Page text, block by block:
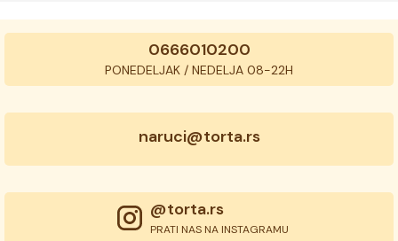
0666010200
PONEDELJAK / NEDELJA 08-22H
naruci@torta.rs
@torta.rs
PRATI NAS NA INSTAGRAMU